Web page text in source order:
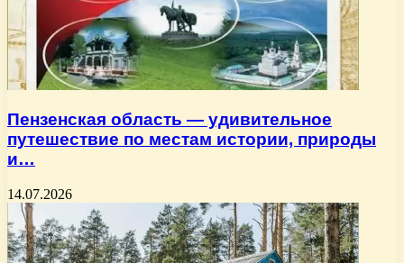
Пензенская область — удивительное
путешествие по местам истории, природы
и…
14.07.2026